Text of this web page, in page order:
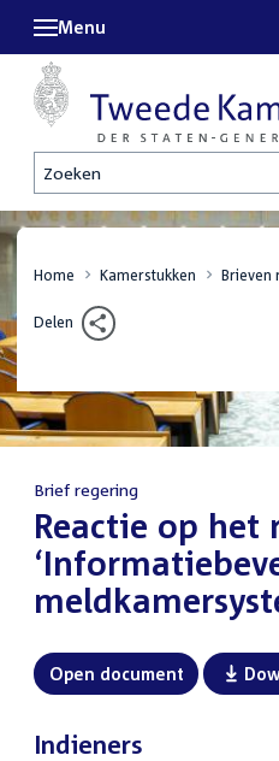
Zoeken
Menu
Home Kamerstukken Brieven
Delen
Brief regering
:Reactie op het
Open document
Indieners